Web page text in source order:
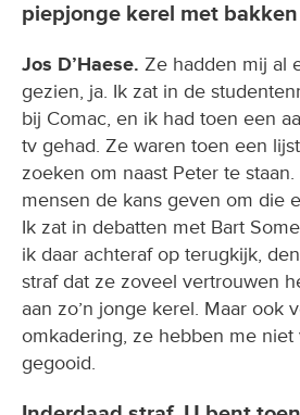
piepjonge kerel met
Jos D’Haese. Ze hadden mij al
gezien, ja. Ik zat in de
bij Comac, en ik had toen een
tv gehad. Ze waren toen een
zoeken om naast Peter te
mensen de kans geven om die
Ik zat in debatten met Bart
ik daar achteraf op terugkijk,
straf dat ze zoveel vertrouwen
aan zo’n jonge kerel. Maar ook
omkadering, ze hebben me
gegooid.